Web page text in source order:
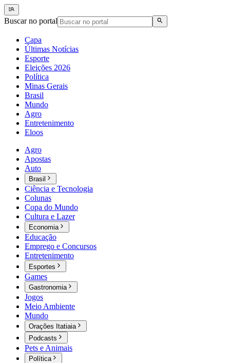
Buscar no portal
Capa
Últimas Notícias
Esporte
Eleições 2026
Política
Minas Gerais
Brasil
Mundo
Agro
Entretenimento
Eloos
Agro
Apostas
Auto
Brasil
Ciência e Tecnologia
Colunas
Copa do Mundo
Cultura e Lazer
Economia
Educação
Emprego e Concursos
Entretenimento
Esportes
Games
Gastronomia
Jogos
Meio Ambiente
Mundo
Orações Itatiaia
Podcasts
Pets e Animais
Política